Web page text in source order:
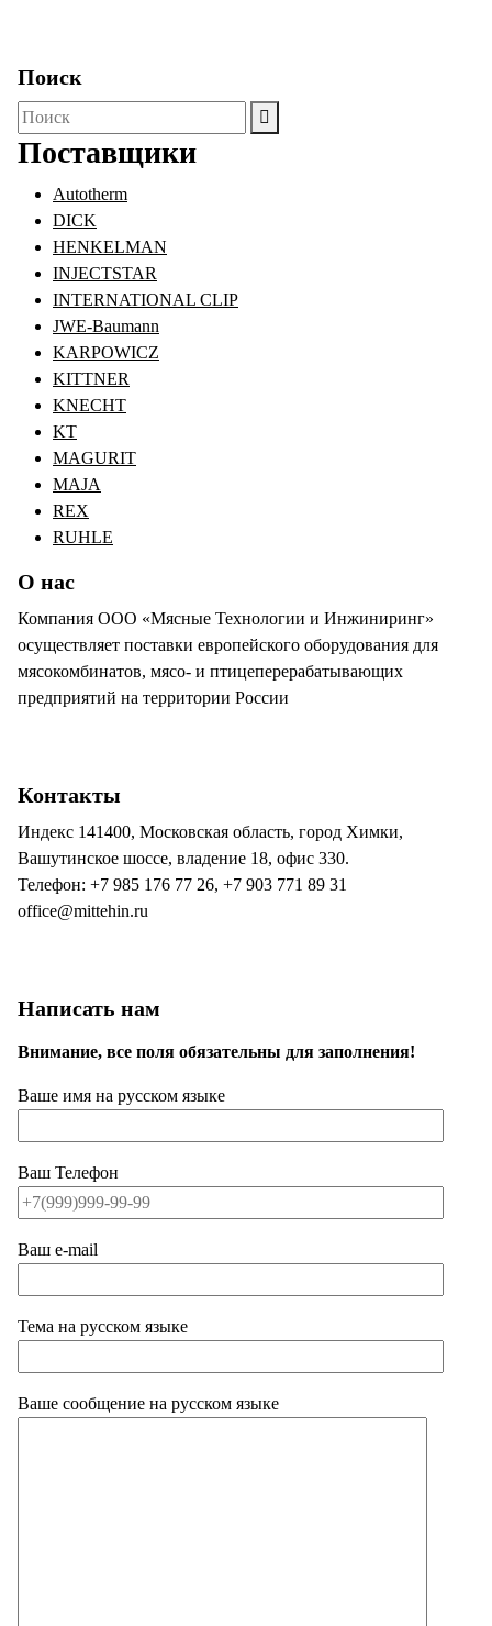
Поиск
Поиск
для:
Поставщики
Autotherm
DICK
HENKELMAN
INJECTSTAR
INTERNATIONAL CLIP
JWE-Baumann
KARPOWICZ
KITTNER
KNECHT
KT
MAGURIT
MAJA
REX
RUHLE
О нас
Компания ООО «Мясные Технологии и Инжиниринг»
осуществляет поставки европейского оборудования для
мясокомбинатов, мясо- и птицеперерабатывающих
предприятий на территории России
Контакты
Индекс 141400, Московская область, город Химки,
Вашутинское шоссе, владение 18, офис 330.
Телефон: +7 985 176 77 26, +7 903 771 89 31
office@mittehin.ru
Написать нам
Внимание, все поля обязательны для заполнения!
Ваше имя на русском языке
Ваш Телефон
Ваш e-mail
Тема на русском языке
Ваше сообщение на русском языке